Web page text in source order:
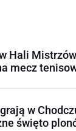
Hali
mecz
w
święto